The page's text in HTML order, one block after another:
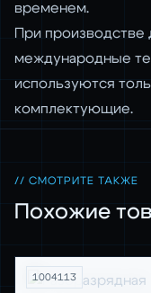
временем.
При
международные
используются
комплектующие.
// СМОТРИТЕ ТАКЖЕ
Похожие
1004113